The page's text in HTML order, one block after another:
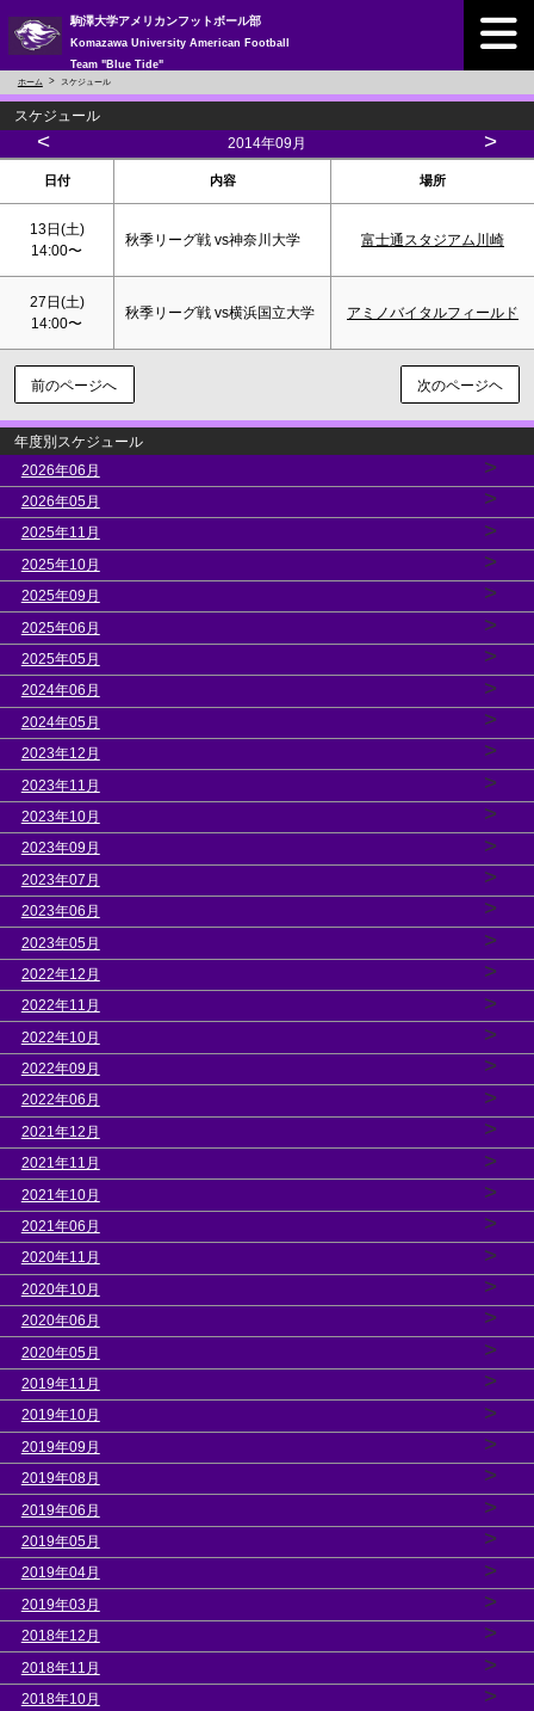
駒澤大学アメリカンフットボール部
Komazawa University American Football
Team "Blue Tide"
ホーム スケジュール
スケジュール
< 2014年09月 >
日付 内容 場所
13日(土)
14:00〜
秋季リーグ戦 vs神奈川大学 富士通スタジアム川崎
27日(土)
14:00〜
秋季リーグ戦 vs横浜国立大学 アミノバイタルフィールド
前のページへ 次のページヘ
年度別スケジュール
2026年06月
>
2026年05月 >
2025年11月 >
2025年10月 >
2025年09月 >
2025年06月 >
2025年05月 >
2024年06月 >
2024年05月 >
2023年12月 >
2023年11月 >
2023年10月 >
2023年09月 >
2023年07月 >
2023年06月 >
2023年05月 >
2022年12月 >
2022年11月 >
2022年10月 >
2022年09月 >
2022年06月 >
2021年12月 >
2021年11月 >
2021年10月 >
2021年06月 >
2020年11月 >
2020年10月 >
2020年06月 >
2020年05月 >
2019年11月 >
2019年10月 >
2019年09月 >
2019年08月 >
2019年06月 >
2019年05月 >
2019年04月 >
2019年03月 >
2018年12月 >
2018年11月 >
2018年10月 >